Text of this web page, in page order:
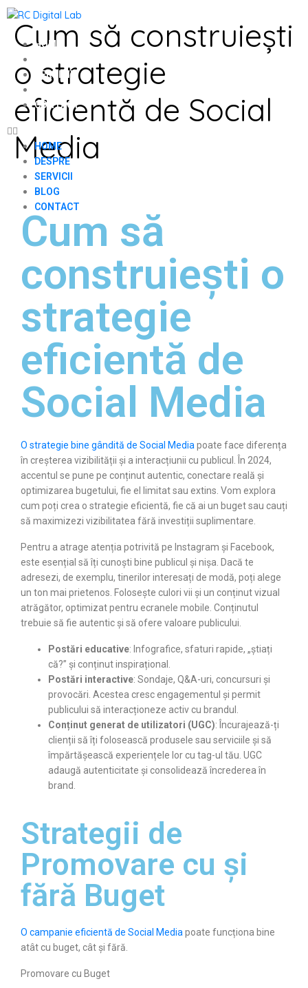
HOME
SERVICII
CONTACT
HOME
DESPRE
SERVICII
BLOG
CONTACT
Cum să construiești
o strategie
eficientă de Social
Media
Cum să
construiești o
strategie
eficientă de
Social Media
O strategie bine gândită de Social Media poate face diferența
în creșterea vizibilității și a interacțiunii cu publicul. În 2024,
accentul se pune pe conținut autentic, conectare reală și
optimizarea bugetului, fie el limitat sau extins. Vom explora
cum poți crea o strategie eficientă, fie că ai un buget sau cauți
să maximizezi vizibilitatea fără investiții suplimentare.
Pentru a atrage atenția potrivită pe Instagram și Facebook,
este esențial să îți cunoști bine publicul și nișa. Dacă te
adresezi, de exemplu, tinerilor interesați de modă, poți alege
un ton mai prietenos. Folosește culori vii și un conținut vizual
atrăgător, optimizat pentru ecranele mobile. Conținutul
trebuie să fie autentic și să ofere valoare publicului.
Postări educative: Infografice, sfaturi rapide, „știați
că?” și conținut inspirațional.
Postări interactive: Sondaje, Q&A-uri, concursuri și
provocări. Acestea cresc engagementul și permit
publicului să interacționeze activ cu brandul.
Conținut generat de utilizatori (UGC): Încurajează-ți
clienții să îți folosească produsele sau serviciile și să
împărtășească experiențele lor cu tag-ul tău. UGC
adaugă autenticitate și consolidează încrederea în
brand.
Strategii de
Promovare cu și
fără Buget
O campanie eficientă de Social Media poate funcționa bine
atât cu buget, cât și fără.
Promovare cu Buget